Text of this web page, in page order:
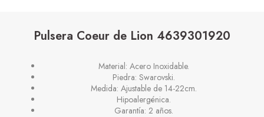
Pulsera Coeur de Lion 4639301920
Material: Acero Inoxidable.
Piedra: Swarovski.
Medida: Ajustable de 14-22cm.
Hipoalergénica.
Garantía: 2 años.